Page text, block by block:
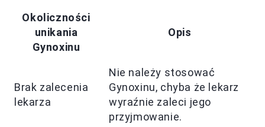
Okoliczności
unikania
Gynoxinu
Opis
Brak zalecenia
lekarza
Nie należy stosować
Gynoxinu, chyba że lekarz
wyraźnie zaleci jego
przyjmowanie.